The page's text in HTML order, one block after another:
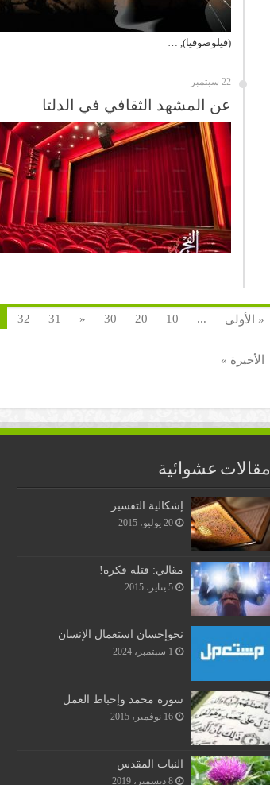
(فيلوصوفيا), …
22 سبتمبر
عن المشهد الثقافي في الدلتا
« الأولى ...
10
20
30
«
31
32
الأخيرة »
مقالات عشوائية
إشكالية التفسير
20 يوليو، 2015
مقالي: قتله فكره!
5 يناير، 2015
نحوإحسان استعمال الإنسان
1 سبتمبر، 2024
سورة محمد وإحباط العمل
16 نوفمبر، 2015
النبات المقدس
8 ديسمبر، 2019